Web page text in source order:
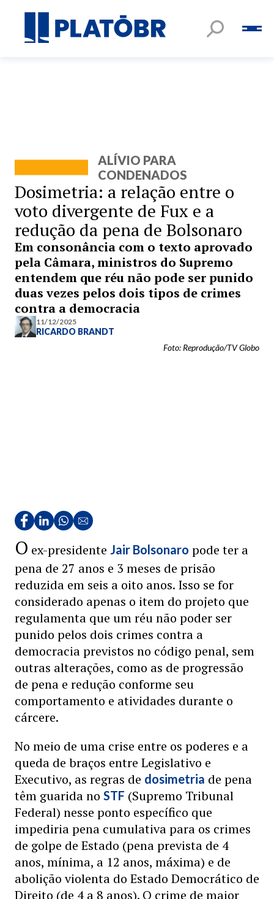
ALÍVIO PARA
CONDENADOS
Dosimetria: a relação entre o
voto divergente de Fux e a
redução da pena de Bolsonaro
Em consonância com o texto aprovado
pela Câmara, ministros do Supremo
entendem que réu não pode ser punido
duas vezes pelos dois tipos de crimes
contra a democracia
11/12/2025
RICARDO BRANDT
Foto: Reprodução/TV Globo
O ex-presidente Jair Bolsonaro pode ter a
pena de 27 anos e 3 meses de prisão
reduzida em seis a oito anos. Isso se for
considerado apenas o item do projeto que
regulamenta que um réu não poder ser
punido pelos dois crimes contra a
democracia previstos no código penal, sem
outras alterações, como as de progressão
de pena e redução conforme seu
comportamento e atividades durante o
cárcere.
No meio de uma crise entre os poderes e a
queda de braços entre Legislativo e
Executivo, as regras de dosimetria de pena
têm guarida no STF (Supremo Tribunal
Federal) nesse ponto específico que
impediria pena cumulativa para os crimes
de golpe de Estado (pena prevista de 4
anos, mínima, a 12 anos, máxima) e de
abolição violenta do Estado Democrático de
Direito (de 4 a 8 anos). O crime de maior